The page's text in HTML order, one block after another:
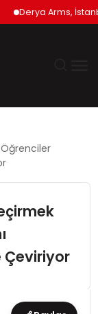
Arms, İstanbul
Çeviriyor